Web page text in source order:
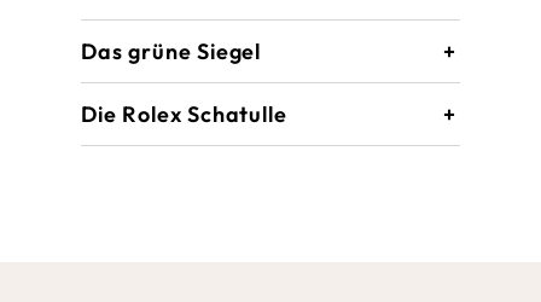
Das grüne Siegel
Die Rolex Schatulle